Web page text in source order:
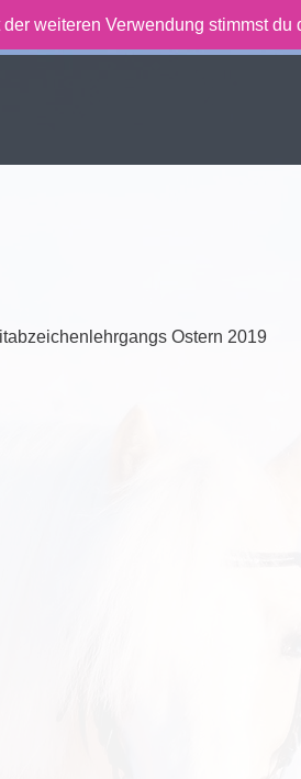
Ostern 2019
weiteren Verwendung stimmst du